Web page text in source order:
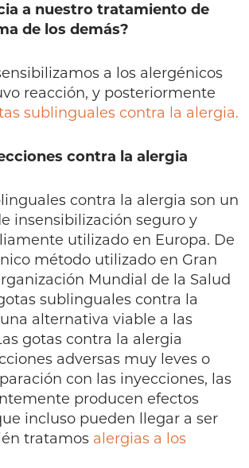
a nuestro tratamiento de
de los demás?
a los alergénicos
reacción, y posteriormente
sublinguales contra la alergia.
contra la alergia
contra la alergia son un
insensibilización seguro y
utilizado en Europa. De
método utilizado en Gran
Mundial de la Salud
sublinguales contra la
alternativa viable a las
gotas contra la alergia
adversas muy leves o
con las inyecciones, las
producen efectos
incluso pueden llegar a ser
tratamos alergias a los